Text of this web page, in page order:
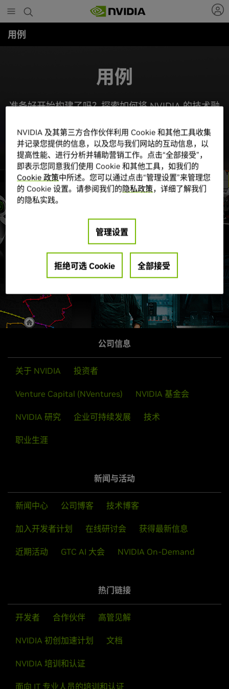
to
main
content
用例
用例
准备好开始构建了吗？探索如何将 NVIDIA 的技术融
公司信息
关于 NVIDIA 投资者
Venture Capital (NVentures) NVIDIA 基金会
NVIDIA 研究 企业可持续发展 技术
职业生涯
新闻与活动
新闻中心 公司博客 技术博客
加入开发者计划 在线研讨会 获得最新信息
近期活动 GTC AI 大会 NVIDIA On-Demand
热门链接
开发者 合作伙伴 高管见解
NVIDIA 初创加速计划 文档
NVIDIA 培训和认证
面向 IT 专业人员的培训和认证
NVIDIA 及其第三方合作伙伴利用 Cookie 和其他工具收集
并记录您提供的信息，以及您与我们网站的互动信息，以
提高性能、进行分析并辅助营销工作。点击“全部接受”，
即表示您同意我们使用 Cookie 和其他工具，如我们的
Cookie 政策中所述。您可以通过点击“管理设置”来管理您
的 Cookie 设置。请参阅我们的隐私政策，详细了解我们
的隐私实践。
管理设置
拒绝可选 Cookie 全部接受